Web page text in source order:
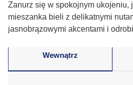
Zanurz się w spokojnym ukojeniu,
mieszanka bieli z delikatnymi
jasnobrązowymi akcentami i
Wewnątrz